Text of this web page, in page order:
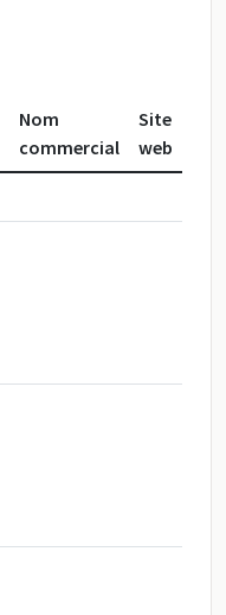
Nom
commercial
Site
web